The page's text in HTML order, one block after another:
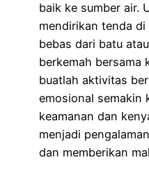
baik ke sumber air.
mendirikan tenda
bebas dari batu
berkemah bersama
buatlah aktivitas
emosional semakin
keamanan dan
menjadi
dan memberikan